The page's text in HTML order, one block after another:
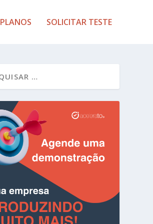
PLANOS SOLICITAR TESTE